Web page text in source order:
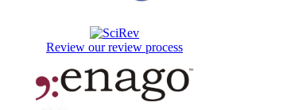
Review our review process